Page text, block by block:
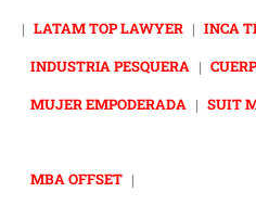
| LATAM TOP LAWYER | INCA
INDUSTRIA PESQUERA |
MUJER EMPODERADA | SUIT
MBA OFFSET |